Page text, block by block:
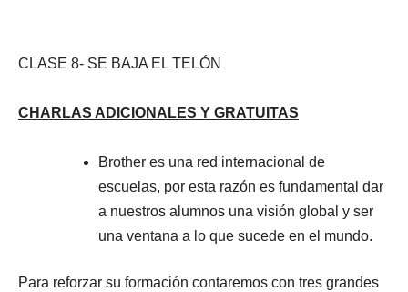
CLASE 8- SE BAJA EL TELÓN
CHARLAS ADICIONALES Y GRATUITAS
Brother es una red internacional de
escuelas, por esta razón es fundamental dar
a nuestros alumnos una visión global y ser
una ventana a lo que sucede en el mundo.
Para reforzar su formación contaremos con tres grandes